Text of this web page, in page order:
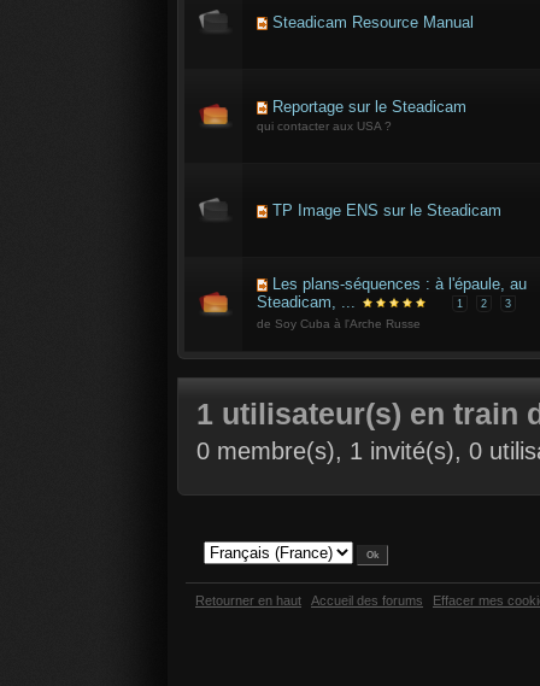
Steadicam Resource Manual
Reportage sur le Steadicam
qui contacter aux USA ?
TP Image ENS sur le Steadicam
Les plans-séquences : à l'épaule, au
Steadicam, ...
1 2 3
de Soy Cuba à l'Arche Russe
1 utilisateur(s) en train
0 membre(s), 1 invité(s), 0
Retourner en haut Accueil des forums Effacer mes